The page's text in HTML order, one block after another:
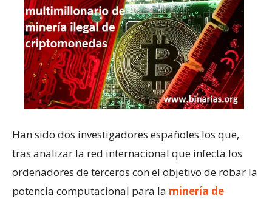
Han sido dos investigadores españoles los que,
tras analizar la red internacional que infecta los
ordenadores de terceros con el objetivo de robar la
potencia computacional para la minería de